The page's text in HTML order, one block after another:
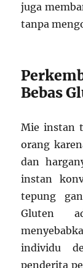
juga
tanpa
Bebas
Mie instan
orang
dan
instan
tepung
Gluten
individu
penderita